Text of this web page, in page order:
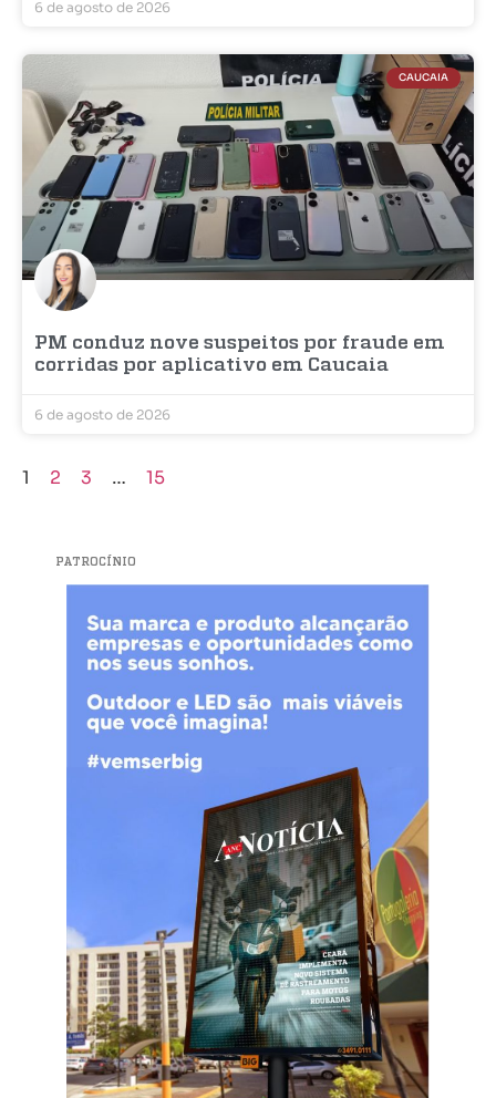
6 de agosto de 2026
CAUCAIA
PM conduz nove suspeitos por fraude em
corridas por aplicativo em Caucaia
6 de agosto de 2026
1 2 3 … 15
PATROCÍNIO